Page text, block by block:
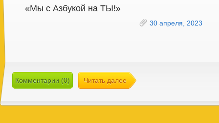
«Мы с Азбукой на ТЫ!»
30 апреля, 2023
Комментарии (0) Читать далее